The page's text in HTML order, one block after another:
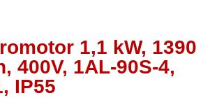
1,1 kW, 1390
400V, 1AL-90S-4,
IP55